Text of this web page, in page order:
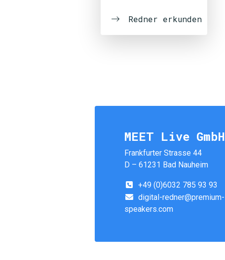
Redner erkunden
MEET Live GmbH
Frankfurter Strasse 44
D – 61231 Bad Nauheim
+49 (0)6032 785 93 93
digital-redner@premium-
speakers.com